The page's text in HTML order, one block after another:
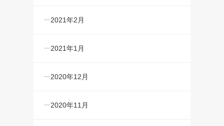
2021年2月
2021年1月
2020年12月
2020年11月